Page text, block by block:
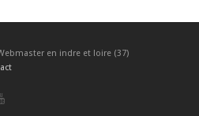
en indre et loire (37)